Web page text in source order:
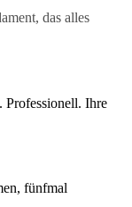
das alles
Professionell. Ihre
fünfmal